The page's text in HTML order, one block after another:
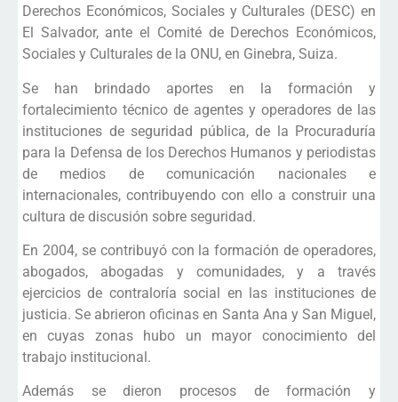
Derechos Económicos, Sociales y Culturales (DESC) en
El Salvador, ante el Comité de Derechos Económicos,
Sociales y Culturales de la ONU, en Ginebra, Suiza.
Se han brindado aportes en la formación y
fortalecimiento técnico de agentes y operadores de las
instituciones de seguridad pública, de la Procuraduría
para la Defensa de los Derechos Humanos y periodistas
de medios de comunicación nacionales e
internacionales, contribuyendo con ello a construir una
cultura de discusión sobre seguridad.
En 2004, se contribuyó con la formación de operadores,
abogados, abogadas y comunidades, y a través
ejercicios de contraloría social en las instituciones de
justicia. Se abrieron oficinas en Santa Ana y San Miguel,
en cuyas zonas hubo un mayor conocimiento del
trabajo institucional.
Además se dieron procesos de formación y